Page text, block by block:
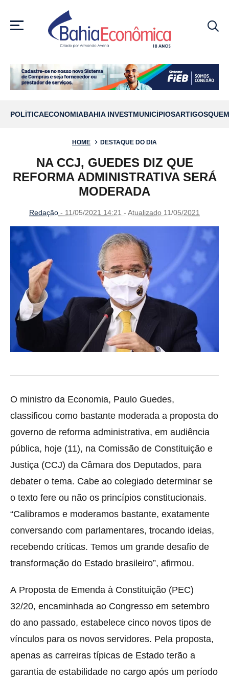
MENU
POLÍTICAECONOMIABAHIA INVESTMUNICÍPIOSARTIGOS
HOME DESTAQUE DO DIA
NA CCJ, GUEDES DIZ QUE
REFORMA ADMINISTRATIVA SERÁ
MODERADA
Redação - 11/05/2021 14:21 - Atualizado 11/05/2021
O ministro da Economia, Paulo Guedes,
classificou como bastante moderada a proposta do
governo de reforma administrativa, em audiência
pública, hoje (11), na Comissão de Constituição e
Justiça (CCJ) da Câmara dos Deputados, para
debater o tema. Cabe ao colegiado determinar se
o texto fere ou não os princípios constitucionais.
“Calibramos e moderamos bastante, exatamente
conversando com parlamentares, trocando ideias,
recebendo críticas. Temos um grande desafio de
transformação do Estado brasileiro”, afirmou.
A Proposta de Emenda à Constituição (PEC)
32/20, encaminhada ao Congresso em setembro
do ano passado, estabelece cinco novos tipos de
vínculos para os novos servidores. Pela proposta,
apenas as carreiras típicas de Estado terão a
garantia de estabilidade no cargo após um período